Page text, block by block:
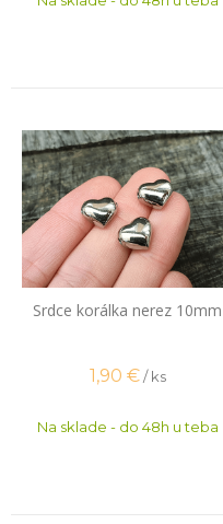
Srdce korálka nerez 10mm
1,90 € / ks
Na sklade - do 48h u teba